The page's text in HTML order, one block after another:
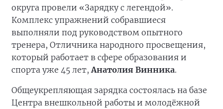
округа провели «Зарядку с легендой».
Комплекс упражнений собравшиеся
выполняли под руководством опытного
тренера, Отличника народного просвещения,
который работает в сфере образования и
спорта уже 45 лет, Анатолия Винника.
Общеукрепляющая зарядка состоялась на базе
Центра внешкольной работы и молодёжной